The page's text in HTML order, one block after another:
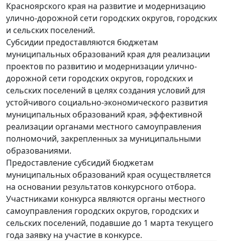
Красноярского края на развитие и модернизацию
улично-дорожной сети городских округов, городских
и сельских поселений.
Субсидии предоставляются бюджетам
муниципальных образований края для реализации
проектов по развитию и модернизации улично-
дорожной сети городских округов, городских и
сельских поселений в целях создания условий для
устойчивого социально-экономического развития
муниципальных образований края, эффективной
реализации органами местного самоуправления
полномочий, закрепленных за муниципальными
образованиями.
Предоставление субсидий бюджетам
муниципальных образований края осуществляется
на основании результатов конкурсного отбора.
Участниками конкурса являются органы местного
самоуправления городских округов, городских и
сельских поселений, подавшие до 1 марта текущего
года заявку на участие в конкурсе.